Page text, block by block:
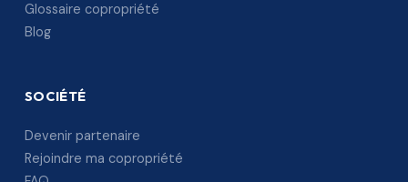
Glossaire copropriété
Blog
SOCIÉTÉ
Devenir partenaire
Rejoindre ma copropriété